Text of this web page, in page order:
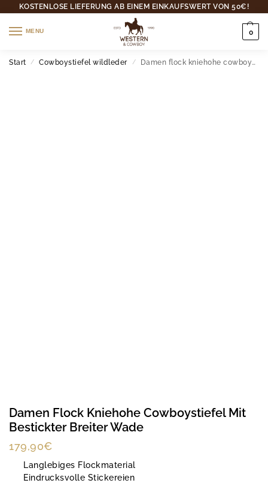
KOSTENLOSE LIEFERUNG AB EINEM EINKAUFSWERT VON 50€!
MENU 0
Start / Cowboystiefel wildleder / Damen flock kniehohe cowboystiefel mit bestickter breiter wade
Damen Flock Kniehohe Cowboystiefel Mit
Bestickter Breiter Wade
179,90€
Langlebiges Flockmaterial
Eindrucksvolle Stickereien